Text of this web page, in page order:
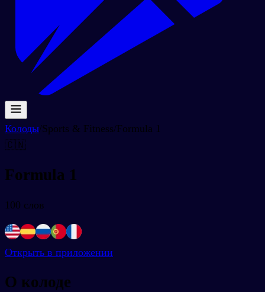
Колоды/Sports & Fitness/Formula 1
🇨🇳
Formula 1
100 слов
Открыть в приложении
О колоде